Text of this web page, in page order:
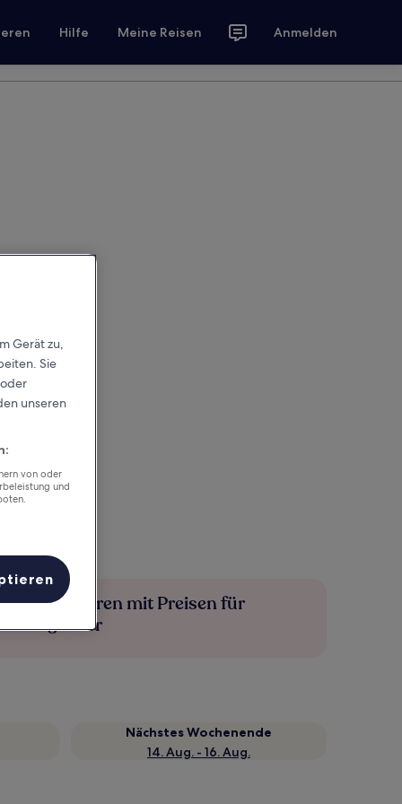
Hilfe Meine Reisen Anmelden
Mehr sparen mit Preisen für
Mitglieder
Nächstes Wochenende
14. Aug. - 16. Aug.
Gerät zu,
Sie
unseren
von oder
und